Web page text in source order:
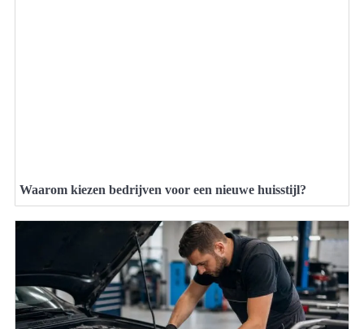
Waarom kiezen bedrijven voor een nieuwe huisstijl?